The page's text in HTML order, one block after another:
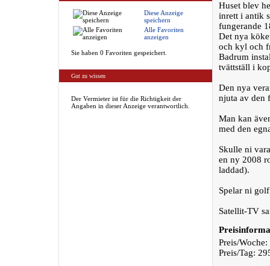
Diese Anzeige
speichern
Alle Favoriten
anzeigen
Sie haben 0 Favoriten gespeichert.
Gut zu wissen
Der Vermieter ist für die Richtigkeit der
Angaben in dieser Anzeige verantwortlich.
Huset blev
inrett i antik
fungerande
Det nya
och kyl och
Badrum
tvättställ i
Den nya
njuta av den
Man kan
med den
Skulle ni
en ny 2008
laddad).
Spelar ni
Satellit-TV
Preis/
Preis/Tag: